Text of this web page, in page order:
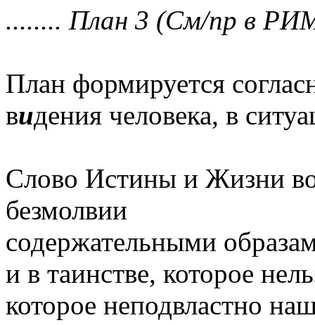
........ План 3 (См/пр в
План формируется
видения человека, в
Слово Истины и Жизни
безмолвии
содержательными
и в таинстве, которое
которое неподвластно